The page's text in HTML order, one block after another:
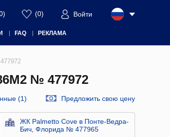
) (0) Войти
FAQ РЕКЛАМА
№ 477972
(1) Предложить свою цену
ЖК Palmetto Cove в Понте-Ведра-
Бич, Флорида № 477965